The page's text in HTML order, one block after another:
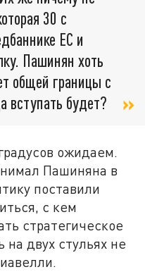
30 с
ЕС и
Пашинян хоть
общей границы с
вступать будет?
ожидаем.
Пашиняна в
поставили
с кем
стратегическое
на двух стульях не